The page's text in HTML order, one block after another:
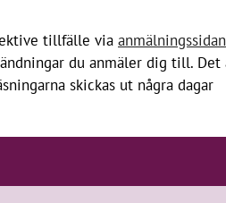
tillfälle via anmälningssidan
du anmäler dig till. Det
skickas ut några dagar